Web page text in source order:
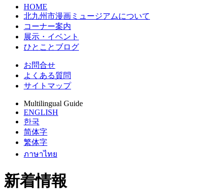
HOME
北九州市漫画ミュージアムについて
コーナー案内
展示・イベント
ひとことブログ
お問合せ
よくある質問
サイトマップ
Multilingual Guide
ENGLISH
한국
简体字
繁体字
ภาษาไทย
新着情報